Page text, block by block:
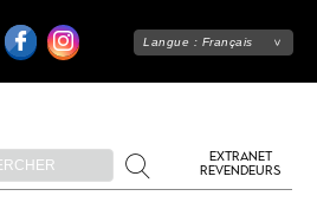
Langue : Français
EXTRANET
REVENDEURS